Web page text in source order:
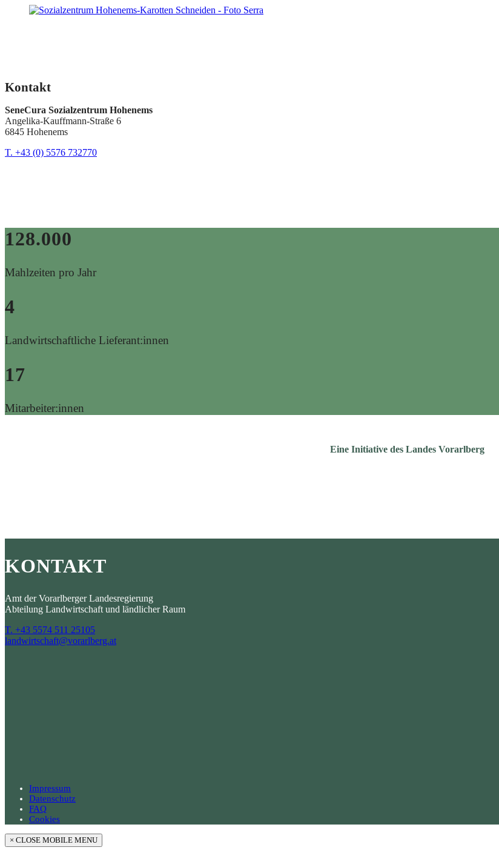
Kontakt
SeneCura Sozialzentrum Hohenems
Angelika-Kauffmann-Straße 6
6845 Hohenems
T. +43 (0) 5576 732770
128.000
Mahlzeiten pro Jahr
4
Landwirtschaftliche Lieferant:innen
17
Mitarbeiter:innen
Eine Initiative des Landes Vorarlberg
KONTAKT
Amt der Vorarlberger Landesregierung
Abteilung Landwirtschaft und ländlicher Raum
T. +43 5574 511 25105
landwirtschaft@vorarlberg.at
Impressum
Datenschutz
FAQ
Cookies
× CLOSE MOBILE MENU